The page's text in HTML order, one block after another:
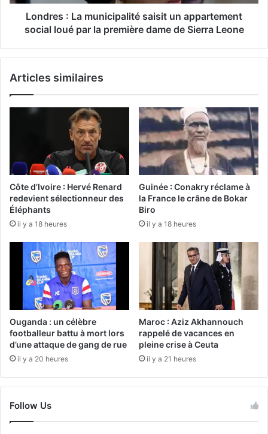
Londres : La municipalité saisit un appartement
social loué par la première dame de Sierra Leone
Articles similaires
Côte d’Ivoire : Hervé Renard
redevient sélectionneur des
Éléphants
il y a 18 heures
Guinée : Conakry réclame à
la France le crâne de Bokar
Biro
il y a 18 heures
Ouganda : un célèbre
footballeur battu à mort lors
d’une attaque de gang de rue
il y a 20 heures
Maroc : Aziz Akhannouch
rappelé de vacances en
pleine crise à Ceuta
il y a 21 heures
Follow Us